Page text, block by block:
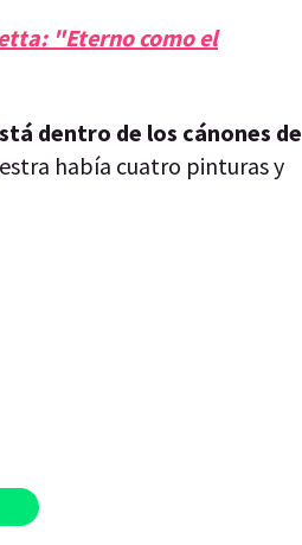
"Eterno como el
dentro de los cánones de
había cuatro pinturas y